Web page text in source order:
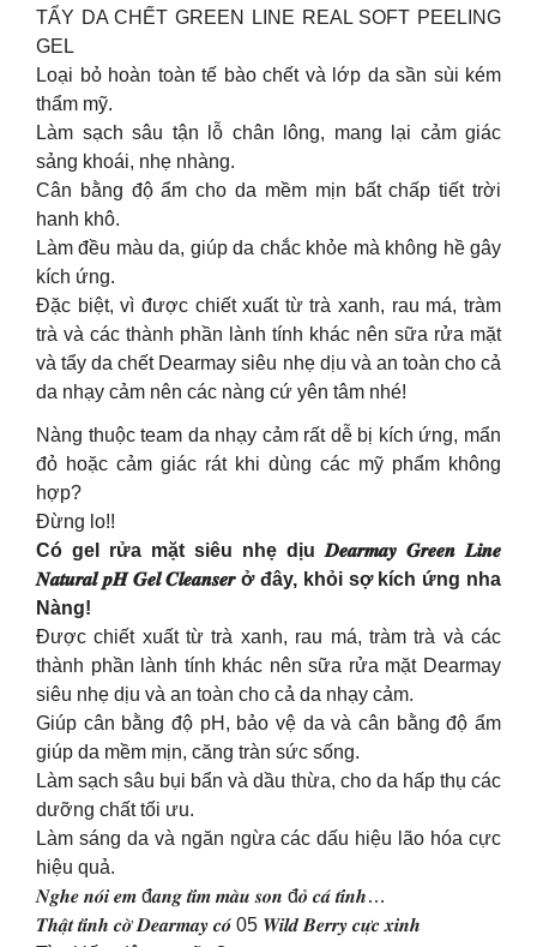
TẨY DA CHẾT GREEN LINE REAL SOFT PEELING
GEL
Loại bỏ hoàn toàn tế bào chết và lớp da sần sùi kém
thẩm mỹ.
Làm sạch sâu tận lỗ chân lông, mang lại cảm giác
sảng khoái, nhẹ nhàng.
Cân bằng độ ẩm cho da mềm mịn bất chấp tiết trời
hanh khô.
Làm đều màu da, giúp da chắc khỏe mà không hề gây
kích ứng.
Đặc biệt, vì được chiết xuất từ trà xanh, rau má, tràm
trà và các thành phần lành tính khác nên sữa rửa mặt
và tẩy da chết Dearmay siêu nhẹ dịu và an toàn cho cả
da nhạy cảm nên các nàng cứ yên tâm nhé!
Nàng thuộc team da nhạy cảm rất dễ bị kích ứng, mẩn
đỏ hoặc cảm giác rát khi dùng các mỹ phẩm không
hợp?
Đừng lo!!
Có gel rửa mặt siêu nhẹ dịu 𝑫𝒆𝒂𝒓𝒎𝒂𝒚 𝑮𝒓𝒆𝒆𝒏 𝑳𝒊𝒏𝒆
𝑵𝒂𝒕𝒖𝒓𝒂𝒍 𝒑𝑯 𝑮𝒆𝒍 𝑪𝒍𝒆𝒂𝒏𝒔𝒆𝒓 ở đây, khỏi sợ kích ứng nha
Nàng!
Được chiết xuất từ trà xanh, rau má, tràm trà và các
thành phần lành tính khác nên sữa rửa mặt Dearmay
siêu nhẹ dịu và an toàn cho cả da nhạy cảm.
Giúp cân bằng độ pH, bảo vệ da và cân bằng độ ẩm
giúp da mềm mịn, căng tràn sức sống.
Làm sạch sâu bụi bẩn và dầu thừa, cho da hấp thụ các
dưỡng chất tối ưu.
Làm sáng da và ngăn ngừa các dấu hiệu lão hóa cực
hiệu quả.
𝑵𝒈𝒉𝒆 𝒏𝒐́𝒊 𝒆𝒎 đ𝒂𝒏𝒈 𝒕𝒊̀𝒎 𝒎𝒂̀𝒖 𝒔𝒐𝒏 đ𝒐̉ 𝒄𝒂́ 𝒕𝒊́𝒏𝒉…
𝑻𝒉𝒂̣̂𝒕 𝒕𝒊̀𝒏𝒉 𝒄𝒐̛̀ 𝑫𝒆𝒂𝒓𝒎𝒂𝒚 𝒄𝒐́ 05 𝑾𝒊𝒍𝒅 𝑩𝒆𝒓𝒓𝒚 𝒄𝒖̛̣𝒄 𝒙𝒊𝒏𝒉